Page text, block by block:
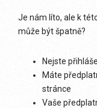
Je nám líto, ale k
může být špatně?
Nejste
Máte
stránce
Vaše